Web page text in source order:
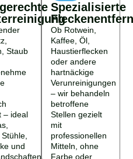
Staub
– ideal
und
Spezialisierte
Ob Rotwein,
Kaffee, Öl,
Haustierflecken
oder andere
hartnäckige
Verunreinigungen
– wir behandeln
betroffene
Stellen gezielt
mit
professionellen
Mitteln, ohne
Farbe oder